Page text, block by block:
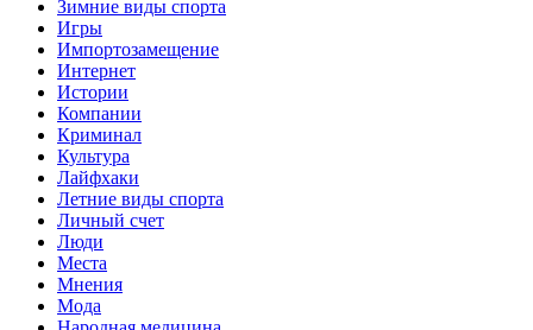
Зимние виды спорта
Игры
Импортозамещение
Интернет
Истории
Компании
Криминал
Культура
Лайфхаки
Летние виды спорта
Личный счет
Люди
Места
Мнения
Мода